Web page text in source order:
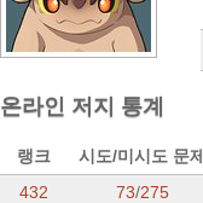
온라인 저지 통계
랭크 시도/미시도 문제
432
73/275